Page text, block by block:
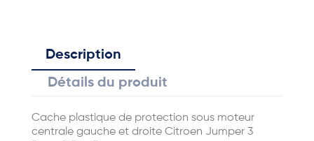
Description
Détails du produit
Cache plastique de protection sous moteur
centrale gauche et droite Citroen Jumper 3